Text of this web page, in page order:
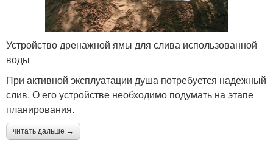
Устройство дренажной ямы для слива использованной
воды
При активной эксплуатации душа потребуется надежный
слив. О его устройстве необходимо подумать на этапе
планирования.
читать дальше →